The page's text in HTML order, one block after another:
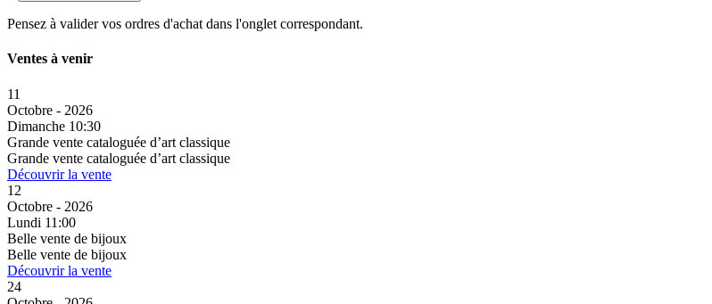
Pensez à valider vos ordres d'achat dans l'onglet correspondant.
Ventes à venir
11
Octobre - 2026
Dimanche 10:30
Grande vente cataloguée d’art classique
Grande vente cataloguée d’art classique
Découvrir la vente
12
Octobre - 2026
Lundi 11:00
Belle vente de bijoux
Belle vente de bijoux
Découvrir la vente
24